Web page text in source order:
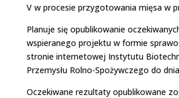
V w procesie przygotowania mięsa w
Planuje się opublikowanie
wspieranego projektu w formie
stronie internetowej Instytutu
Przemysłu Rolno-Spożywczego do
Oczekiwane rezultaty opublikowane